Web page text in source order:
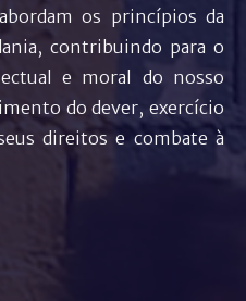
os princípios da
contribuindo para o
e moral do nosso
do dever, exercício
direitos e combate à